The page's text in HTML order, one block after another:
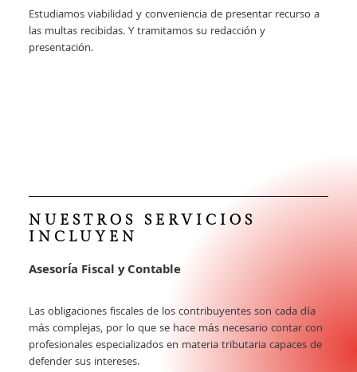
Estudiamos viabilidad y conveniencia de presentar recurso a
las multas recibidas. Y tramitamos su redacción y
presentación.
NUESTROS SERVICIOS
INCLUYEN
Asesoría Fiscal y Contable
Las obligaciones fiscales de los contribuyentes son cada día
más complejas, por lo que se hace más necesario contar con
profesionales especializados en materia tributaria capaces de
defender sus intereses.